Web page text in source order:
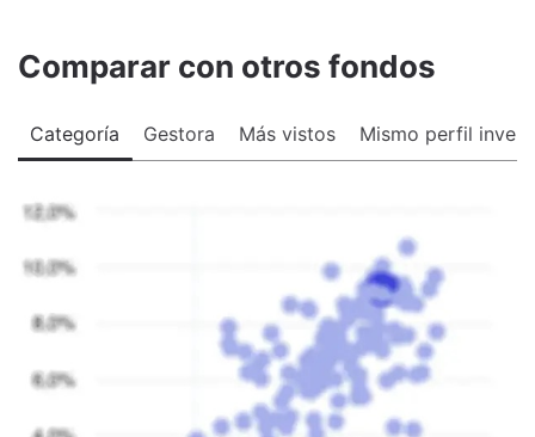
Comparar con otros fondos
Categoría Gestora Más vistos Mismo perfil